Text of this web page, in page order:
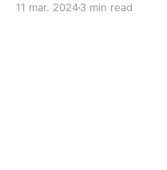
11 mar. 20243 min read